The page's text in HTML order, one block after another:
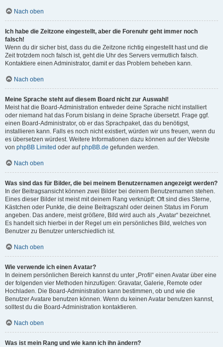
Nach oben
Ich habe die Zeitzone eingestellt, aber die Forenuhr geht immer noch
falsch!
Wenn du dir sicher bist, dass du die Zeitzone richtig eingestellt hast und die
Zeit trotzdem noch falsch ist, geht die Uhr des Servers vermutlich falsch.
Kontaktiere einen Administrator, damit er das Problem beheben kann.
Nach oben
Meine Sprache steht auf diesem Board nicht zur Auswahl!
Meist hat die Board-Administration entweder deine Sprache nicht installiert
oder niemand hat das Forum bislang in deine Sprache übersetzt. Frage ggf.
einen Board-Administrator, ob er das Sprachpaket, das du benötigst,
installieren kann. Falls es noch nicht existiert, würden wir uns freuen, wenn du
es übersetzen würdest. Weitere Informationen dazu können auf der Website
von phpBB Limited oder aufphpBB.de gefunden werden.
Nach oben
Was sind das für Bilder, die bei meinem Benutzernamen angezeigt werden?
In der Beitragsansicht können zwei Bilder bei deinem Benutzernamen stehen.
Eines dieser Bilder ist meist mit deinem Rang verknüpft: Oft sind dies Sterne,
Kästchen oder Punkte, die deine Beitragszahl oder deinen Status im Forum
angeben. Das andere, meist größere, Bild wird auch als „Avatar“ bezeichnet.
Es handelt sich hierbei in der Regel um ein persönliches Bild, welches von
Benutzer zu Benutzer unterschiedlich ist.
Nach oben
Wie verwende ich einen Avatar?
In deinem persönlichen Bereich kannst du unter „Profil“ einen Avatar über eine
der folgenden vier Methoden hinzufügen: Gravatar, Galerie, Remote oder
Hochladen. Die Board-Administration kann bestimmen, ob und wie die
Benutzer Avatare benutzen können. Wenn du keinen Avatar benutzen kannst,
solltest du die Board-Administration kontaktieren.
Nach oben
Was ist mein Rang und wie kann ich ihn ändern?